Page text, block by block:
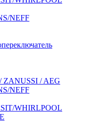
NEFF
/ AEG
NEFF
WHIRLPOOL